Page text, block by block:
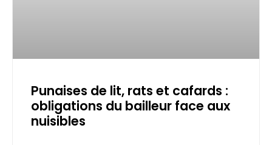
Punaises de lit, rats et cafards :
obligations du bailleur face aux
nuisibles